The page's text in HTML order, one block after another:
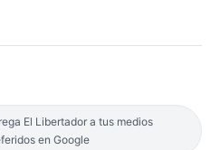
El Libertador a tus medios
en Google